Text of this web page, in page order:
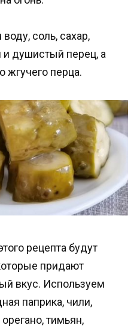
соль, сахар,
душистый перец, а
жгучего перца.
рецепта будут
придают
вкус. Используем
паприка, чили,
тимьян,